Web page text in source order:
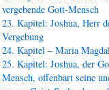
vergebende Gott-Mensch
23. Kapitel: Joshua, Herr
Vergebung
24. Kapitel – Maria
25. Kapitel: Joshua, der
Mensch, offenbart seine